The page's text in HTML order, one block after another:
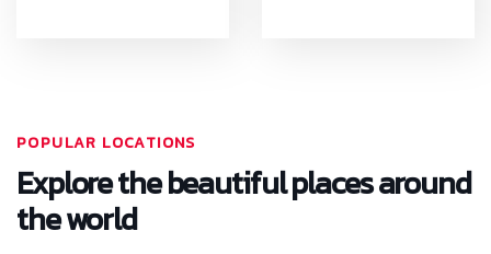
POPULAR LOCATIONS
Explore the beautiful places around
the world